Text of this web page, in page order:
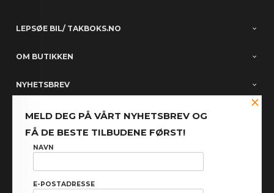
LEPSØE BIL/ TAKBOKS.NO
OM BUTIKKEN
NYHETSBREV
PARTNERE ×
MELD DEG PÅ VÅRT NYHETSBREV OG
FÅ DE BESTE TILBUDENE FØRST!
NAVN
E-POSTADRESSE